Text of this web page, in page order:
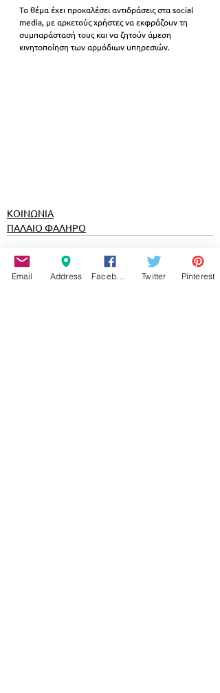
Το θέμα έχει προκαλέσει αντιδράσεις στα social
media, με αρκετούς χρήστες να εκφράζουν τη
συμπαράστασή τους και να ζητούν άμεση
κινητοποίηση των αρμόδιων υπηρεσιών.
ΚΟΙΝΩΝΙΑ
ΠΑΛΑΙΟ ΦΑΛΗΡΟ
Email Address Twitter Pinterest